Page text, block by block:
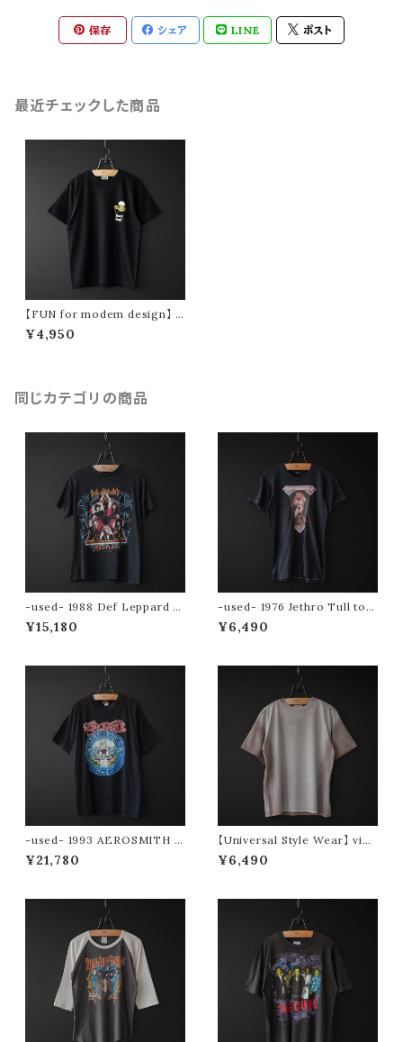
保存 シェア LINE ポスト
最近チェックした商品
【FUN for modem design】 B
est Day! tee (black)
¥4,950
同じカテゴリの商品
-used- 1988 Def Leppard to
ur tee (Hysteria)
¥15,180
-used- 1976 Jethro Tull tou
r tee
¥6,490
-used- 1993 AEROSMITH t
ee (Aero Force One)
¥21,780
【Universal Style Wear】 vint
age type tee (pink)
¥6,490